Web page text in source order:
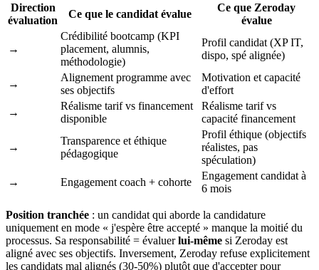
Direction
évaluation
Ce que le candidat évalue
Ce que Zeroday
évalue
→
Crédibilité bootcamp (KPI
placement, alumnis,
méthodologie)
Profil candidat (XP IT,
dispo, spé alignée)
→
Alignement programme avec
ses objectifs
Motivation et capacité
d'effort
→
Réalisme tarif vs financement
disponible
Réalisme tarif vs
capacité financement
→
Transparence et éthique
pédagogique
Profil éthique (objectifs
réalistes, pas
spéculation)
→
Engagement coach + cohorte
Engagement candidat à
6 mois
Position tranchée : un candidat qui aborde la candidature
uniquement en mode « j'espère être accepté » manque la moitié du
processus. Sa responsabilité = évaluerlui-même si Zeroday est
aligné avec ses objectifs. Inversement, Zeroday refuse explicitement
les candidats mal alignés (30-50%) plutôt que d'accepter pour